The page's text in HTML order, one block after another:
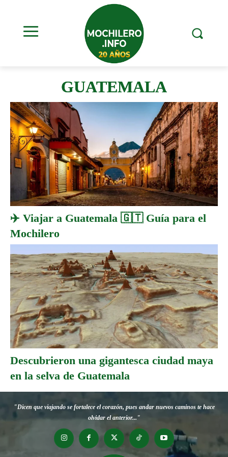
GUATEMALA
✈️ Viajar a Guatemala 🇬🇹 Guía para el
Mochilero
Descubrieron una gigantesca ciudad maya
en la selva de Guatemala
"Dicen que viajando se fortalece el corazón, pues andar nuevos caminos te hace
olvidar el anterior..."